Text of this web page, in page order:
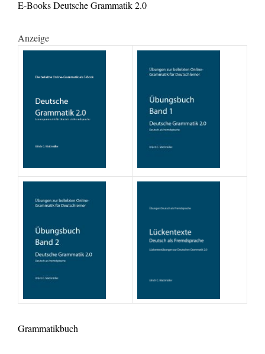
E-Books Deutsche Grammatik 2.0
Anzeige
Grammatikbuch